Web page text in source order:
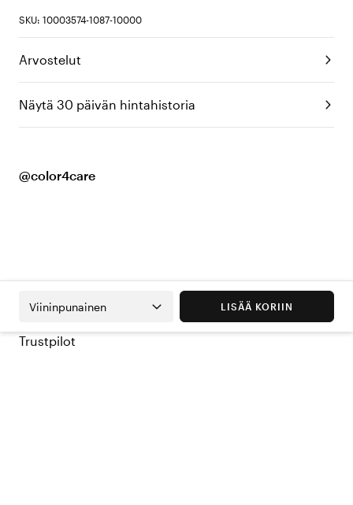
SKU: 10003574-1087-10000
Arvostelut
Näytä 30 päivän hintahistoria
@color4care
Viininpunainen LISÄÄ KORIIN
Trustpilot